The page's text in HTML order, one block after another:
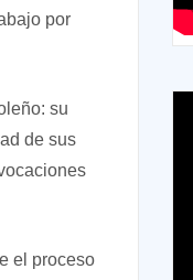
por
su
de sus
el proceso